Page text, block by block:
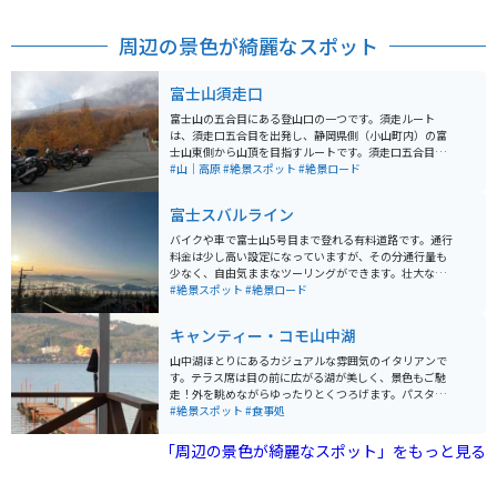
周辺の景色が綺麗なスポット
富士山須走口
富士山の五合目にある登山口の一つです。須走ルート
は、須走口五合目を出発し、静岡県側（小山町内）の富
士山東側から山頂を目指すルートです。須走口五合目駐
車場までは、高速道路東富士五湖道路の須走ＩＣまたは
#山｜高原#絶景スポット #絶景ロード
富士スバルライン
バイクや車で富士山5号目まで登れる有料道路です。通行
料金は少し高い設定になっていますが、その分通行量も
少なく、自由気ままなツーリングができます。壮大な富
士山と雲の風景を楽しむことができます。
#絶景スポット #絶景ロード
キャンティー・コモ山中湖
山中湖ほとりにあるカジュアルな雰囲気のイタリアンで
す。テラス席は目の前に広がる湖が美しく、景色もご馳
走！外を眺めながらゆったりとくつろげます。パスタや
ピザと言った定番メニューはもちろん、地元食材を使っ
#絶景スポット #食事処
「周辺の景色が綺麗なスポット」をもっと見る